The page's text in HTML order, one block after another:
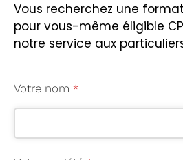
Vous recherchez une
pour vous-même éligible
notre service aux
Votre nom *